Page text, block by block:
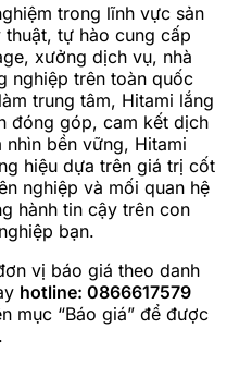
trong lĩnh vực sản
tự hào cung cấp
xưởng dịch vụ, nhà
nghiệp trên toàn quốc
trung tâm, Hitami lắng
đóng góp, cam kết dịch
bền vững, Hitami
hiệu dựa trên giá trị cốt
nghiệp và mối quan hệ
hành tin cậy trên con
bạn.
vị báo giá theo danh
hotline: 0866617579
mục “Báo giá” để được